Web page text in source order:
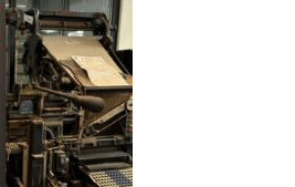
2026
:
Pays-
Bas,
Espagne,
Irlande
et
Slovénie